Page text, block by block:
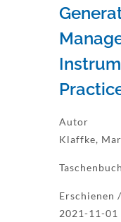
Autor
Klaffke,
Taschenbuch
Erschienen
2021-11-01